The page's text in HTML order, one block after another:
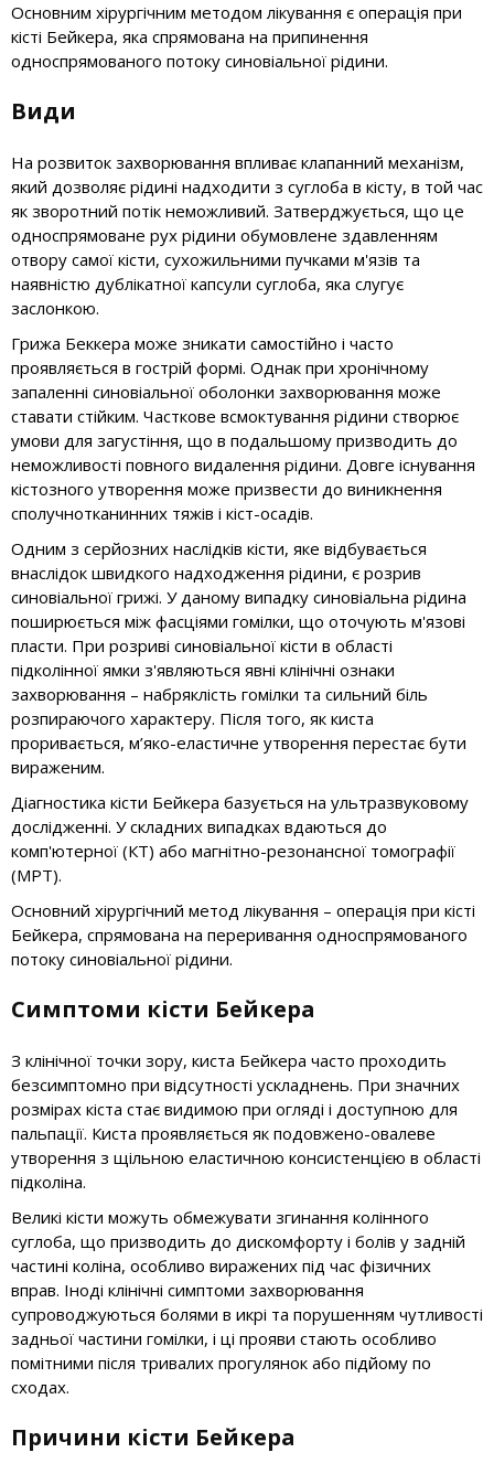
Основним хірургічним методом лікування є операція при
кісті Бейкера, яка спрямована на припинення
односпрямованого потоку синовіальної рідини.
Види
На розвиток захворювання впливає клапанний механізм,
який дозволяє рідині надходити з суглоба в кісту, в той час
як зворотний потік неможливий. Затверджується, що це
односпрямоване рух рідини обумовлене здавленням
отвору самої кісти, сухожильними пучками м'язів та
наявністю дублікатної капсули суглоба, яка слугує
заслонкою.
Грижа Беккера може зникати самостійно і часто
проявляється в гострій формі. Однак при хронічному
запаленні синовіальної оболонки захворювання може
ставати стійким. Часткове всмоктування рідини створює
умови для загустіння, що в подальшому призводить до
неможливості повного видалення рідини. Довге існування
кістозного утворення може призвести до виникнення
сполучнотканинних тяжів і кіст-осадів.
Одним з серйозних наслідків кісти, яке відбувається
внаслідок швидкого надходження рідини, є розрив
синовіальної грижі. У даному випадку синовіальна рідина
поширюється між фасціями гомілки, що оточують м'язові
пласти. При розриві синовіальної кісти в області
підколінної ямки з'являються явні клінічні ознаки
захворювання – набряклість гомілки та сильний біль
розпираючого характеру. Після того, як киста
проривається, м’яко-еластичне утворення перестає бути
вираженим.
Діагностика кісти Бейкера базується на ультразвуковому
дослідженні. У складних випадках вдаються до
комп'ютерної (КТ) або магнітно-резонансної томографії
(МРТ).
Основний хірургічний метод лікування – операція при кісті
Бейкера, спрямована на переривання односпрямованого
потоку синовіальної рідини.
Симптоми кісти Бейкера
З клінічної точки зору, киста Бейкера часто проходить
безсимптомно при відсутності ускладнень. При значних
розмірах кіста стає видимою при огляді і доступною для
пальпації. Киста проявляється як подовжено-овалеве
утворення з щільною еластичною консистенцією в області
підколіна.
Великі кісти можуть обмежувати згинання колінного
суглоба, що призводить до дискомфорту і болів у задній
частині коліна, особливо виражених під час фізичних
вправ. Іноді клінічні симптоми захворювання
супроводжуються болями в икрі та порушенням чутливості
задньої частини гомілки, і ці прояви стають особливо
помітними після тривалих прогулянок або підйому по
сходах.
Причини кісти Бейкера